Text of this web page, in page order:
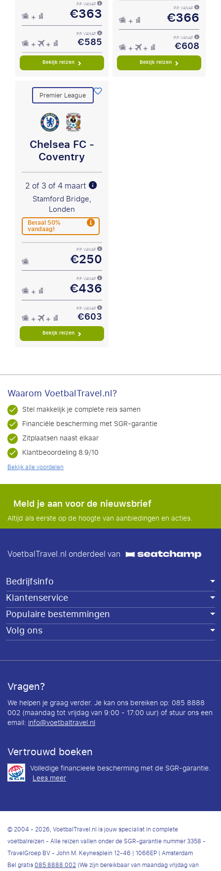
P.P. VANAF
€363
P.P. VANAF
€585
Bekijk reizen
P.P. VANAF
€366
P.P. VANAF
€608
Bekijk reizen
Premier League
Chelsea FC -
Coventry
2 of 3 of 4 maart
Stamford Bridge,
Londen
Betaal 50%
vandaag!
P.P. VANAF
€250
P.P. VANAF
€436
P.P. VANAF
€603
Bekijk reizen
Waarom VoetbalTravel.nl?
Stel makkelijk je complete reis samen
Financiële bescherming met SGR-garantie
Zitplaatsen naast elkaar
Klantbeoordeling 8.9/10
Bekijk alle voordelen
Meld je aan voor de nieuwsbrief
Altijd als eerste op de hoogte van aanbiedingen en acties.
VoetbalTravel.nl onderdeel van
Bedrijfsinfo
Klantenservice
Populaire bestemmingen
Volg ons
Vragen?
We helpen je graag verder. Je kan ons bereiken op: 085 8888
002 (maandag tot vrijdag van 9:00 - 17:00 uur) of stuur ons een
email: info@voetbaltravel.nl
Vertrouwd boeken
Volledige financieele bescherming met de SGR-garantie.
Lees meer
© 2004 - 2026, VoetbalTravel.nl is jouw specialist in complete
voetbalreizen - Alle reizen vallen onder de SGR-garantie nummer 3358 -
TravelGroep BV - John M. Keynesplein 12-46 | 1066EP | Amsterdam
Bel gratis085 8888 002(We zijn bereikbaar van maandag vrijdag van